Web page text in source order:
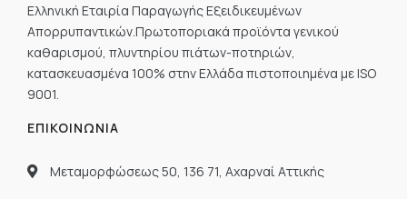
Ελληνική Εταιρία Παραγωγής Εξειδικευμένων
Απορρυπαντικών.Πρωτοποριακά προϊόντα γενικού
καθαρισμού, πλυντηρίου πιάτων-ποτηριών,
κατασκευασμένα 100% στην Ελλάδα πιστοποιημένα με ISO
9001.
ΕΠΙΚΟΙΝΩΝΊΑ
Μεταμορφώσεως 50, 136 71, Αχαρναί Αττικής